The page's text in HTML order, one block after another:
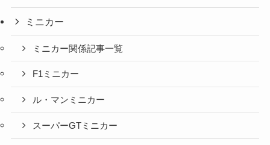
ミニカー
ミニカー関係記事一覧
F1ミニカー
ル・マンミニカー
スーパーGTミニカー